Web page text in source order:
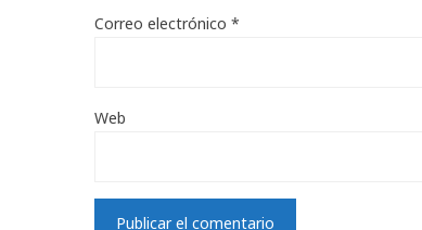
Correo electrónico *
Web